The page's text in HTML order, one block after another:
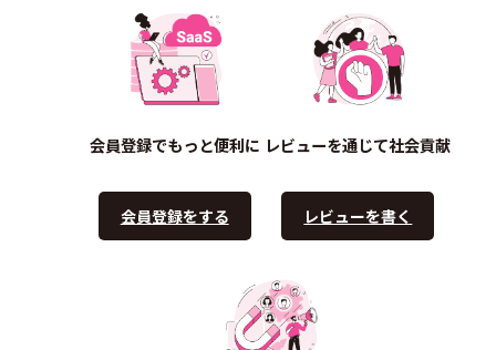
会員登録でもっと便利に
会員登録をする
レビューを通じて社会貢献
レビューを書く